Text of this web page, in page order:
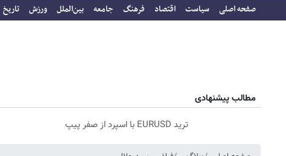
صفحه اصلی سیاست اقتصاد فرهنگ جامعه بین‌الملل ورزش تاریخ
مطالب پیشنهادی
ترید EURUSD با اسپرد از صفر پیپ